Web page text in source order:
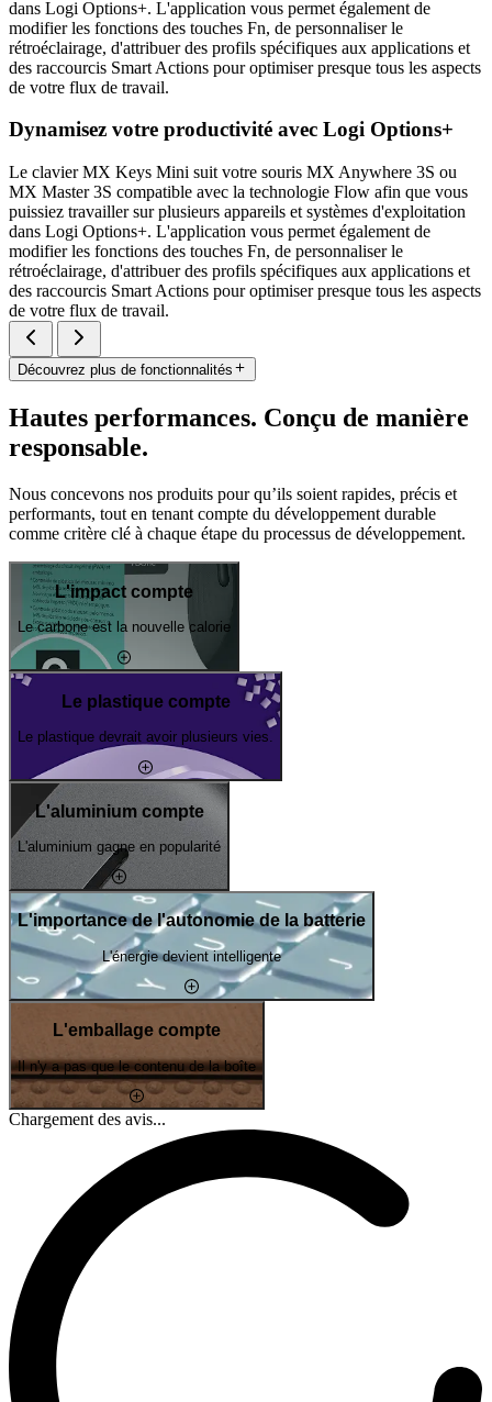
dans Logi Options+. L'application vous permet également de
modifier les fonctions des touches Fn, de personnaliser le
rétroéclairage, d'attribuer des profils spécifiques aux applications et
des raccourcis Smart Actions pour optimiser presque tous les aspects
de votre flux de travail.
Dynamisez votre productivité avec Logi Options+
Le clavier MX Keys Mini suit votre souris MX Anywhere 3S ou
MX Master 3S compatible avec la technologie Flow afin que vous
puissiez travailler sur plusieurs appareils et systèmes d'exploitation
dans Logi Options+. L'application vous permet également de
modifier les fonctions des touches Fn, de personnaliser le
rétroéclairage, d'attribuer des profils spécifiques aux applications et
des raccourcis Smart Actions pour optimiser presque tous les aspects
de votre flux de travail.
Découvrez plus de fonctionnalités
Hautes performances. Conçu de manière
responsable.
Nous concevons nos produits pour qu’ils soient rapides, précis et
performants, tout en tenant compte du développement durable
comme critère clé à chaque étape du processus de développement.
L'impact compte
Le carbone est la nouvelle calorie
Le plastique compte
Le plastique devrait avoir plusieurs vies.
L'aluminium compte
L'aluminium gagne en popularité
L'importance de l'autonomie de la batterie
L'énergie devient intelligente
L'emballage compte
Il n'y a pas que le contenu de la boîte
Chargement des avis...